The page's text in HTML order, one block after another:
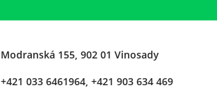
Modranská 155, 902 01 Vinosady
+421 033 6461964, +421 903 634 469